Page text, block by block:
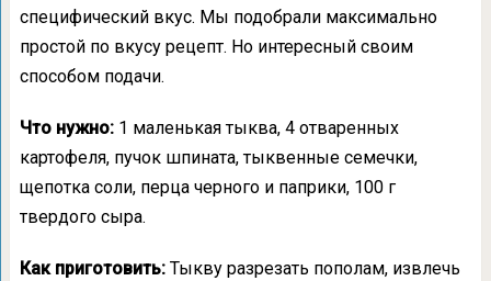
специфический вкус. Мы подобрали максимально
простой по вкусу рецепт. Но интересный своим
способом подачи.
Что нужно:1 маленькая тыква, 4 отваренных
картофеля, пучок шпината, тыквенные семечки,
щепотка соли, перца черного и паприки, 100 г
твердого сыра.
Как приготовить:Тыкву разрезать пополам, извлечь